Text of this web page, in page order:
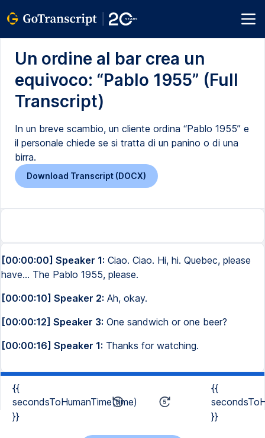
Un ordine al bar crea un
equivoco: “Pablo 1955” (Full
Transcript)
In un breve scambio, un cliente ordina “Pablo 1955” e
il personale chiede se si tratta di un panino o di una
birra.
Download Transcript (DOCX)
[00:00:00] Speaker 1: Ciao. Ciao. Hi, hi. Quebec, please
have... The Pablo 1955, please.
[00:00:10] Speaker 2: Ah, okay.
[00:00:12] Speaker 3: One sandwich or one beer?
[00:00:16] Speaker 1: Thanks for watching.
{{
secondsToHumanTime(time)
}}
{{
}}